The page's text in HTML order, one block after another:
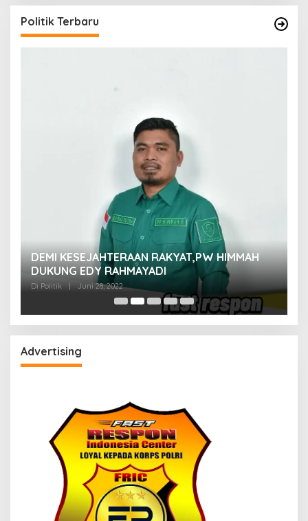
Politik Terbaru
DEMI KESEJAHTERAAN RAKYAT,PW HIMMAH
DUKUNG EDY RAHMAYADI
Di Politik | Juni 28, 2022
Advertising